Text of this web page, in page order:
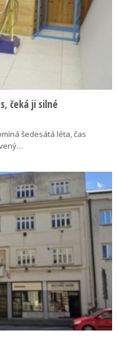
čeká ji silné
šedesátá léta, čas